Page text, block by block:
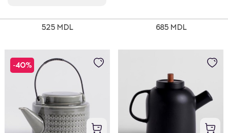
525 MDL 685 MDL
-40%